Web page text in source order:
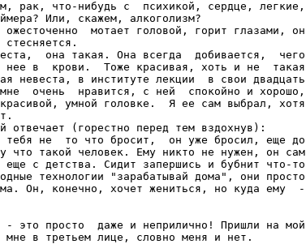
рак, что-нибудь с  психикой, сердце, легкие,
Или, скажем, алкоголизм?
мотает головой, горит глазами, он
она такая. Она всегда  добивается,  чего
нее в  крови.  Тоже красивая, хоть и не  такая
невеста, в институте лекции  в свои двадцать
очень  нравится, с ней  спокойно и хорошо,
умной головке.  Я ее сам выбрал, хотя
отвечает (горестно перед тем вздохнув):
не  то что бросит,  он уже бросил, еще до
что такой человек. Ему никто не нужен, он сам
еще с детства. Сидит запершись и бубнит что-то
технологии "зарабатывай дома", они просто
Он, конечно, хочет жениться, но куда ему  -
это просто  даже и неприлично! Пришли на мой
мне в третьем лице, словно меня и нет.